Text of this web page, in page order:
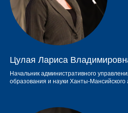
Цулая Лариса
Начальник административного
образования и науки Ханты-Мансийского